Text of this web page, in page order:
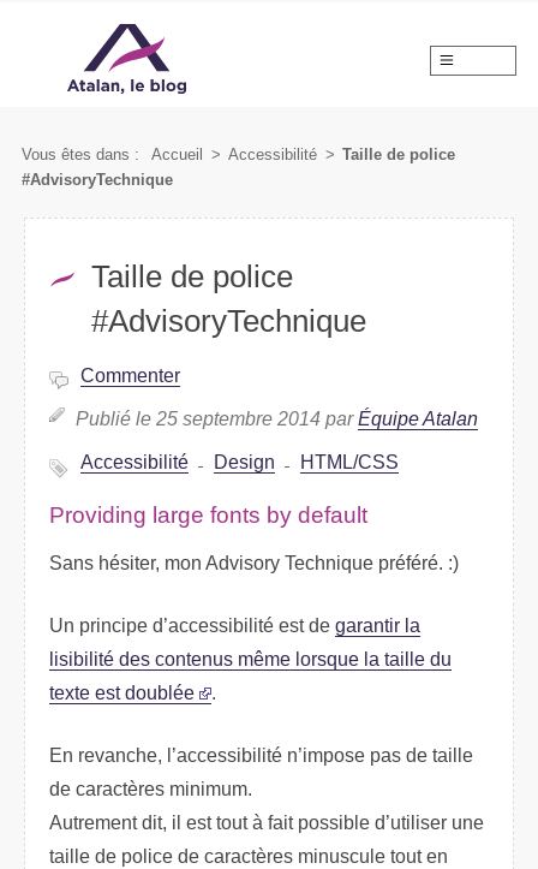
Vous êtes dans : Accueil > Accessibilité > Taille de police
#AdvisoryTechnique
Taille de police
#AdvisoryTechnique
Commenter
Publié le 25 septembre 2014 parÉquipe Atalan
Accessibilité Design HTML/CSS
Providing large fonts by default
Sans hésiter, mon Advisory Technique préféré. :)
Un principe d’accessibilité est de garantir la
lisibilité des contenus même lorsque la taille du
texte est doublée
.
En revanche, l’accessibilité n’impose pas de taille
de caractères minimum.
Autrement dit, il est tout à fait possible d’utiliser une
taille de police de caractères minuscule tout en